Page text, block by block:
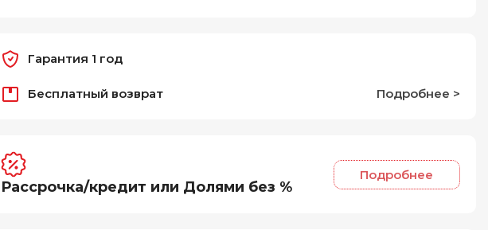
Гарантия 1 год
Бесплатный возврат Подробнее >
Рассрочка/кредит или Долями без %
Подробнее